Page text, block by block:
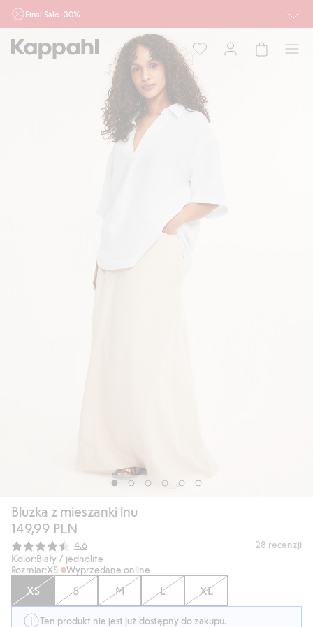
Final Sale -30%
Ważne przy zakupie min. 2 sztuk produktów włączonych w ofertę, również z
działu outlet do 10.8 w sklepach Kappahl i Newbie oraz na kappahl.com. Ofert
nie łączymy
Mężczyzna
Bluzka z mieszanki lnu
149,99 PLN
Średnia ocena:
4.6 28 recenzji
Kolor:Biały / jednolite
Rozmiar:XS Wyprzedane online
XS S M L XL
Ten produkt nie jest już dostępny do zakupu.